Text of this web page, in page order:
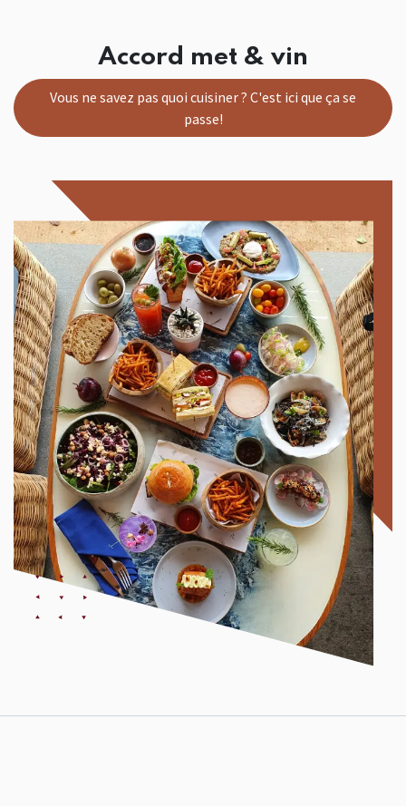
Accord met & vin
Vous ne savez pas quoi cuisiner ? C'est ici que ça se
passe!